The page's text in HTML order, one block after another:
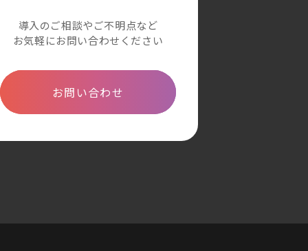
導入のご相談やご不明点など
お気軽にお問い合わせください
お問い合わせ